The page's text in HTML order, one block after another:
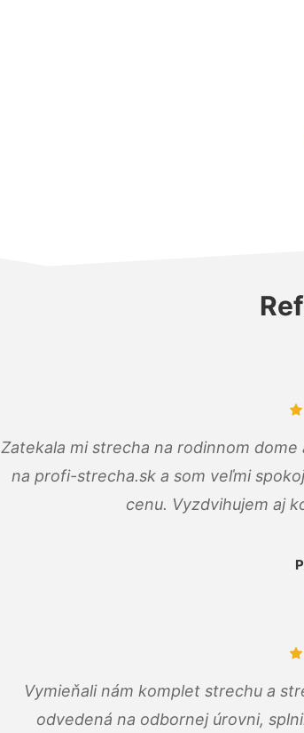
Zatekala mi strecha na rodinnom
na profi-strecha.sk a som veľmi
cenu. Vyzdvihujem aj
Vymieňali nám komplet strechu a
odvedená na odbornej úrovni,